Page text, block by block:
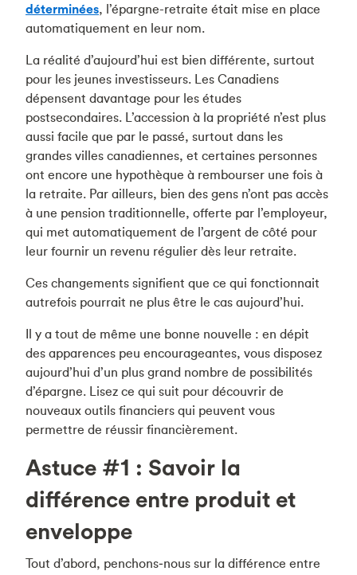
déterminées, l’épargne-retraite était mise en place
automatiquement en leur nom.
La réalité d’aujourd’hui est bien différente, surtout
pour les jeunes investisseurs. Les Canadiens
dépensent davantage pour les études
postsecondaires. L’accession à la propriété n’est plus
aussi facile que par le passé, surtout dans les
grandes villes canadiennes, et certaines personnes
ont encore une hypothèque à rembourser une fois à
la retraite. Par ailleurs, bien des gens n’ont pas accès
à une pension traditionnelle, offerte par l’employeur,
qui met automatiquement de l’argent de côté pour
leur fournir un revenu régulier dès leur retraite.
Ces changements signifient que ce qui fonctionnait
autrefois pourrait ne plus être le cas aujourd’hui.
Il y a tout de même une bonne nouvelle : en dépit
des apparences peu encourageantes, vous disposez
aujourd’hui d’un plus grand nombre de possibilités
d’épargne. Lisez ce qui suit pour découvrir de
nouveaux outils financiers qui peuvent vous
permettre de réussir financièrement.
Astuce #1 : Savoir la
différence entre produit et
enveloppe
Tout d’abord, penchons‑nous sur la différence entre